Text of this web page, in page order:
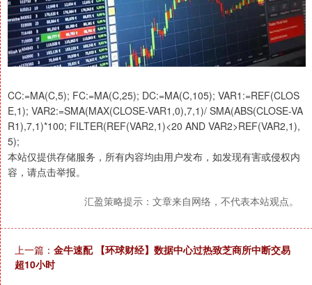
CC:=MA(C,5); FC:=MA(C,25); DC:=MA(C,105); VAR1:=REF(CLOS
E,1); VAR2:=SMA(MAX(CLOSE-VAR1,0),7,1)/ SMA(ABS(CLOSE-VA
R1),7,1)*100; FILTER(REF(VAR2,1)<20 AND VAR2>REF(VAR2,1),
5);
本站仅提供存储服务，所有内容均由用户发布，如发现有害或侵权内
容，请点击举报。
汇盈策略提示：文章来自网络，不代表本站观点。
上一篇： 金牛速配 【环球财经】数据中心过热致芝商所中断交易
超10小时